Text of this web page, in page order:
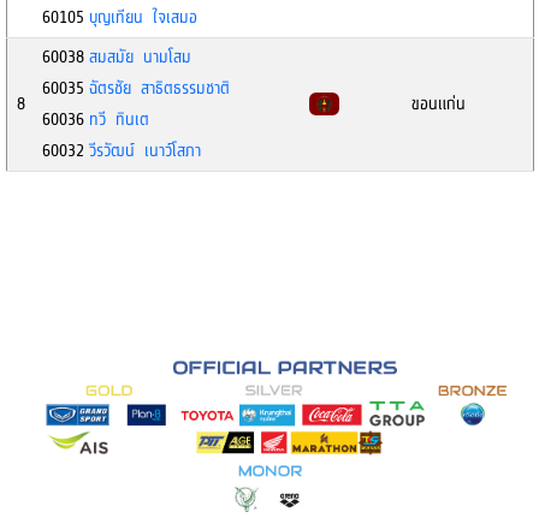
60105 บุญเทียน ใจเสมอ
8
60038 สมสมัย นามโสม
60035 ฉัตรชัย สาธิตธรรมชาติ
60036 ทวี ทินเต
60032 วีรวัฒน์ เนาว์โสภา
ขอนแก่น